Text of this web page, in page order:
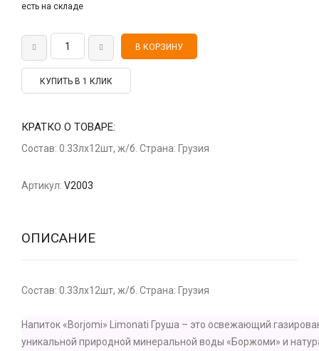
есть на складе
КУПИТЬ В 1 КЛИК
КРАТКО О ТОВАРЕ:
Состав: 0.33лх12шт, ж/б. Страна: Грузия
Артикул: V2003
ОПИСАНИЕ
Состав: 0.33лх12шт, ж/б. Страна: Грузия
Напиток «Borjomi» Limonati Груша – это освежающий
уникальной природной минеральной воды «Боржоми» и